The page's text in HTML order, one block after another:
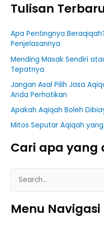
Tulisan
Apa Pentingnya
Penjelasannya
Mending Masak Sendiri
Tepatnya
Jangan Asal Pilih Jasa
Anda Perhatikan
Apakah Aqiqah Boleh
Mitos Seputar Aqiqah yang
Cari apa yang
e
a
Menu Navigasi